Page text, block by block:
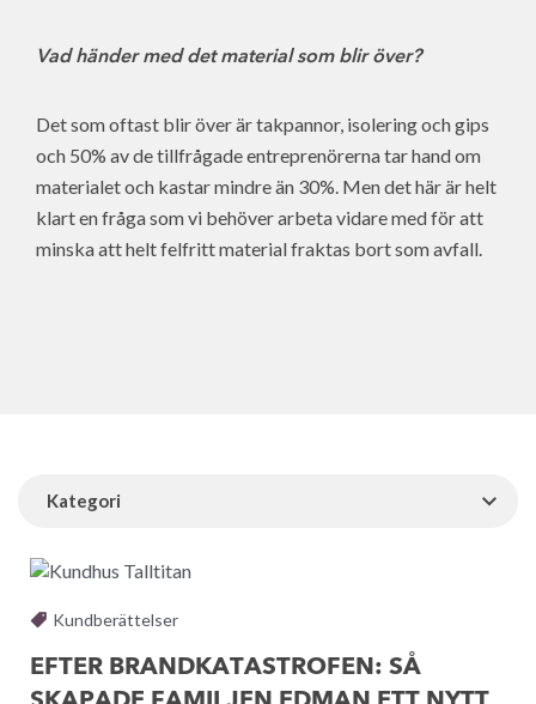
Vad händer med det material som blir över?
Det som oftast blir över är takpannor, isolering och gips
och 50% av de tillfrågade entreprenörerna tar hand om
materialet och kastar mindre än 30%. Men det här är helt
klart en fråga som vi behöver arbeta vidare med för att
minska att helt felfritt material fraktas bort som avfall.
Kategori
Kundberättelser
EFTER BRANDKATASTROFEN: SÅ